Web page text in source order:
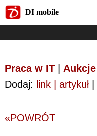
DI mobile
Praca w IT Aukcje
Dodaj: link | artykuł|
«POWRÓT
DI mobile